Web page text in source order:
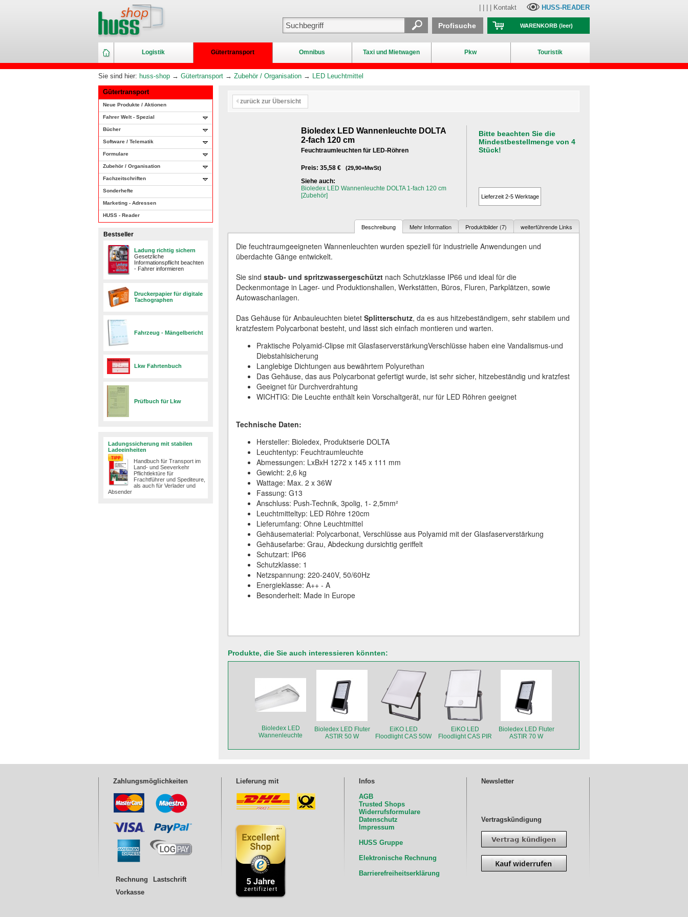
Logistik Gütertransport Omnibus Taxi und Mietwagen Pkw Touristik
Kontakt HUSS-READER
WARENKORB(leer)
Profisuche
Sie sind hier: huss-shop → Gütertransport → Zubehör / Organisation → LED Leuchtmittel
Gütertransport
Neue Produkte / Aktionen
Fahrer Welt - Spezial
Bücher
Software / Telematik
Formulare
Zubehör / Organisation
Fachzeitschriften
Sonderhefte
Marketing - Adressen
HUSS - Reader
Bestseller
Ladung richtig sichern
Gesetzliche
Informationspflicht beachten
- Fahrer informieren
Druckerpapier für digitale
Tachographen
Fahrzeug - Mängelbericht
Lkw Fahrtenbuch
Prüfbuch für Lkw
Ladungssicherung mit stabilen
Ladeeinheiten
Handbuch für Transport im
Land- und Seeverkehr
Pflichtlektüre für
Frachtführer und Spediteure,
als auch für Verlader und
Absender
zurück zur Übersicht
Bioledex LED Wannenleuchte DOLTA
2-fach 120 cm
Feuchtraumleuchten für LED-Röhren
Preis: 35,58 € (29,90+MwSt)
Siehe auch:
Bioledex LED Wannenleuchte DOLTA 1-fach 120 cm
[Zubehör]
Bitte beachten Sie die
Mindestbestellmenge von 4
Stück!
Lieferzeit 2-5 Werktage
Beschreibung Mehr Information Produktbilder (7) weiterführende Links
Die feuchtraumgeeigneten Wannenleuchten wurden speziell für industrielle Anwendungen und
überdachte Gänge entwickelt.
Sie sind staub- und spritzwassergeschützt nach Schutzklasse IP66 und ideal für die
Deckenmontage in Lager- und Produktionshallen, Werkstätten, Büros, Fluren, Parkplätzen, sowie
Autowaschanlagen.
Das Gehäuse für Anbauleuchten bietet Splitterschutz, da es aus hitzebeständigem, sehr stabilem und
kratzfestem Polycarbonat besteht, und lässt sich einfach montieren und warten.
Praktische Polyamid-Clipse mit GlasfaserverstärkungVerschlüsse haben eine Vandalismus-und
Diebstahlsicherung
Langlebige Dichtungen aus bewährtem Polyurethan
Das Gehäuse, das aus Polycarbonat gefertigt wurde, ist sehr sicher, hitzebeständig und kratzfest
Geeignet für Durchverdrahtung
WICHTIG: Die Leuchte enthält kein Vorschaltgerät, nur für LED Röhren geeignet
Technische Daten:
Hersteller: Bioledex, Produktserie DOLTA
Leuchtentyp: Feuchtraumleuchte
Abmessungen: LxBxH 1272 x 145 x 111 mm
Gewicht: 2,6 kg
Wattage: Max. 2 x 36W
Fassung: G13
Anschluss: Push-Technik, 3polig, 1- 2,5mm²
Leuchtmitteltyp: LED Röhre 120cm
Lieferumfang: Ohne Leuchtmittel
Gehäusematerial: Polycarbonat, Verschlüsse aus Polyamid mit der Glasfaserverstärkung
Gehäusefarbe: Grau, Abdeckung dursichtig geriffelt
Schutzart: IP66
Schutzklasse: 1
Netzspannung: 220-240V, 50/60Hz
Energieklasse: A++ - A
Besonderheit: Made in Europe
Produkte, die Sie auch interessieren könnten:
Bioledex LED
Wannenleuchte
cm
Bioledex LED Fluter
ASTIR 50 W
EiKO LED
Floodlight CAS 50W
EiKO LED
Floodlight CAS PIR
Bewegungssensor
Bioledex LED Fluter
ASTIR 70 W
Zahlungsmöglichkeiten
Rechnung
Lastschrift
Vorkasse
Lieferung mit
Infos
AGB
Trusted Shops
Widerrufsformulare
Datenschutz
Impressum
HUSS Gruppe
Elektronische Rechnung
Barrierefreiheitserklärung
Newsletter
Vertragskündigung